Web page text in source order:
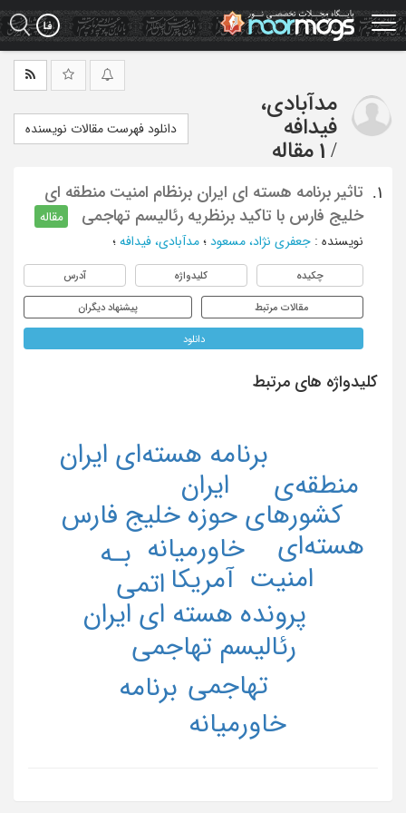
Skip
to
main
مدآبادی،
فیدافه
/ 1 مقاله
دانلود فهرست مقالات نویسنده
1.
تاثیر برنامه هسته ای ایران برنظام امنیت منطقه ای
خلیج فارس با تاکید برنظریه رئالیسم تهاجمی
مقاله
نویسنده : جعفری نژاد، مسعود ؛ مدآبادی، فیدافه ؛
چکیده کلیدواژه آدرس
مقالات مرتبط پیشنهاد دیگران
دانلود
کلیدواژه های مرتبط
آمریکا
پرونده هسته ای ایران
خاورمیانه
رئالیسم تهاجمی
کشورهای حوزه خلیج فارس
اتمی امنیت
ایران
برنامه
برنامه هسته‌ای ایران
بـه
تهاجمی
خاورمیانه
منطقه‌ی
هسته‌ای